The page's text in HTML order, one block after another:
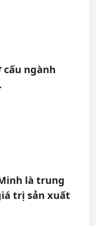
cấu ngành
là trung
trị sản xuất